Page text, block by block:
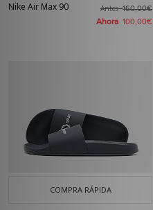
Nike Air Max 90 Antes160,00€
Ahora 100,00€
COMPRA RÁPIDA